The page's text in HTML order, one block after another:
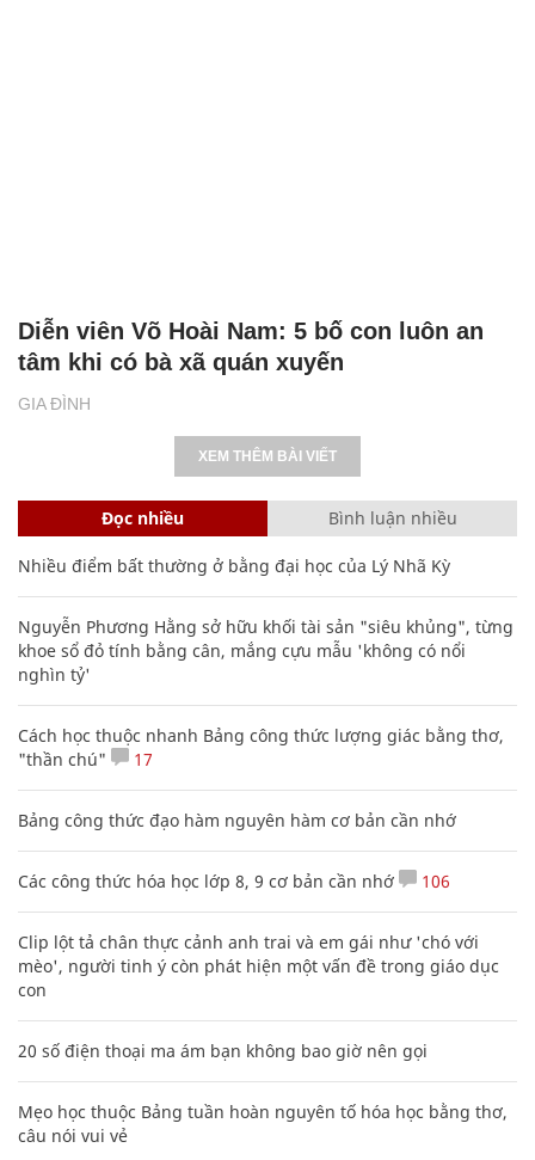
GIA ĐÌNH
Diễn viên Võ Hoài Nam: 5 bố con luôn an
tâm khi có bà xã quán xuyến
XEM THÊM BÀI VIẾT
Đọc nhiều Bình luận nhiều
Nhiều điểm bất thường ở bằng đại học của Lý Nhã Kỳ
Nguyễn Phương Hằng sở hữu khối tài sản "siêu khủng", từng
khoe sổ đỏ tính bằng cân, mắng cựu mẫu 'không có nổi
nghìn tỷ'
Cách học thuộc nhanh Bảng công thức lượng giác bằng thơ,
"thần chú"
17
Bảng công thức đạo hàm nguyên hàm cơ bản cần nhớ
Các công thức hóa học lớp 8, 9 cơ bản cần nhớ 106
Clip lột tả chân thực cảnh anh trai và em gái như 'chó với
mèo', người tinh ý còn phát hiện một vấn đề trong giáo dục
con
20 số điện thoại ma ám bạn không bao giờ nên gọi
Mẹo học thuộc Bảng tuần hoàn nguyên tố hóa học bằng thơ,
câu nói vui vẻ